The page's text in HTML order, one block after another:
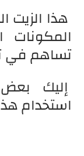
هذا الزيت
المكونات
تساهم في
إليك
استخدام